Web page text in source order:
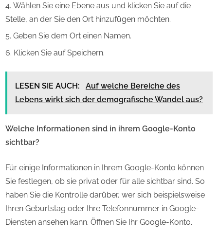
Wählen Sie eine Ebene aus und klicken Sie auf die
Stelle, an der Sie den Ort hinzufügen möchten.
Geben Sie dem Ort einen Namen.
Klicken Sie auf Speichern.
LESEN SIE AUCH:
Auf welche Bereiche des
Lebens wirkt sich der demografische Wandel aus?
Welche Informationen sind in ihrem Google-Konto
sichtbar?
Für einige Informationen in Ihrem Google-Konto können
Sie festlegen, ob sie privat oder für alle sichtbar sind. So
haben Sie die Kontrolle darüber, wer sich beispielsweise
Ihren Geburtstag oder Ihre Telefonnummer in Google-
Diensten ansehen kann. Öffnen Sie Ihr Google-Konto.